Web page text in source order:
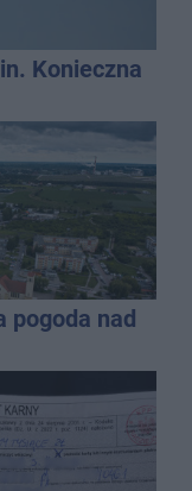
Konieczna
pogoda nad